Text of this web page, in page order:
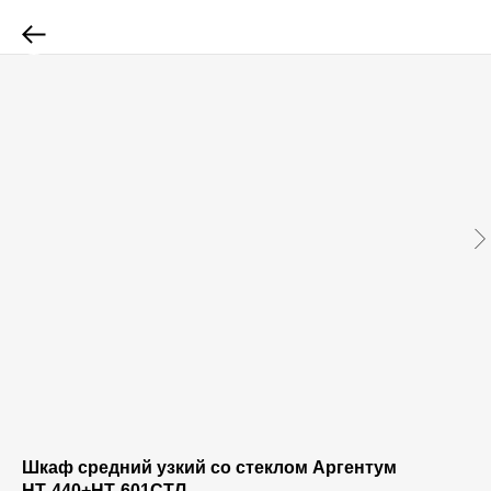
Шкаф средний узкий со стеклом Аргентум